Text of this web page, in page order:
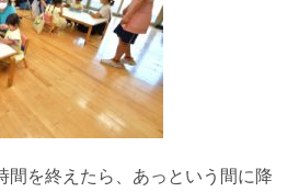
間を終えたら、あっという間に降